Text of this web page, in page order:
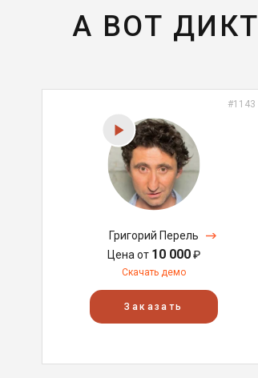
А ВОТ
#1143
Григорий Перель
Цена от 10 000₽
Скачать демо
Заказать